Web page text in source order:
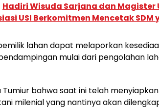
Hadiri Wisuda Sarjana dan Magister
USI Berkomitmen Mencetak SDM
lahan dapat melaporkan
mulai dari pengolahan
Tumiur bahwa saat ini telah
milenial yang nantinya akan